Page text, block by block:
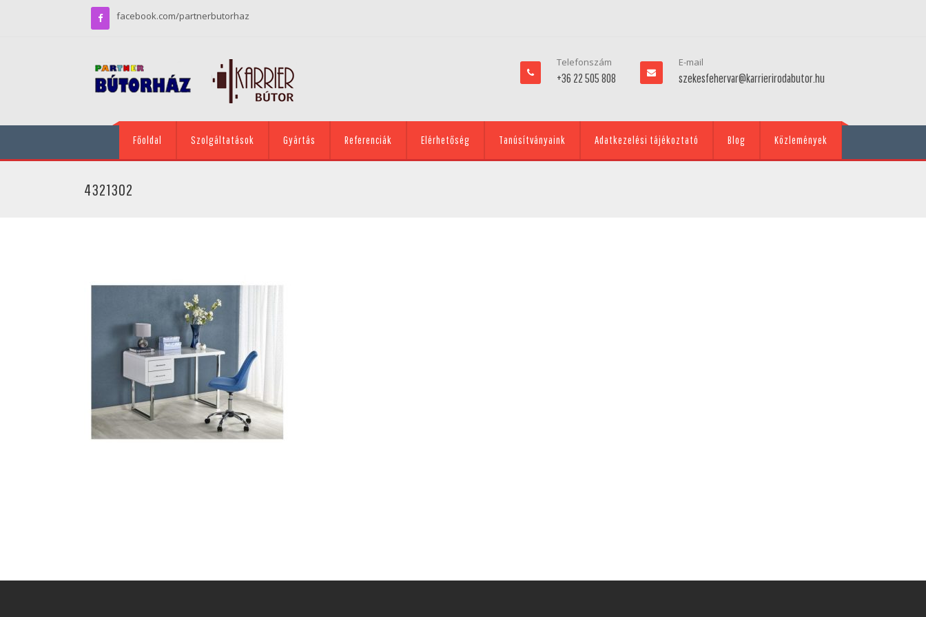
facebook.com/partnerbutorhaz
Telefonszám
+36 22 505 808
E-mail
szekesfehervar@karrierirodabutor.hu
Főoldal Szolgáltatások Gyártás Referenciák Elérhetőség Tanúsítványaink Adatkezelési tájékoztató Blog Közlemények
4321302